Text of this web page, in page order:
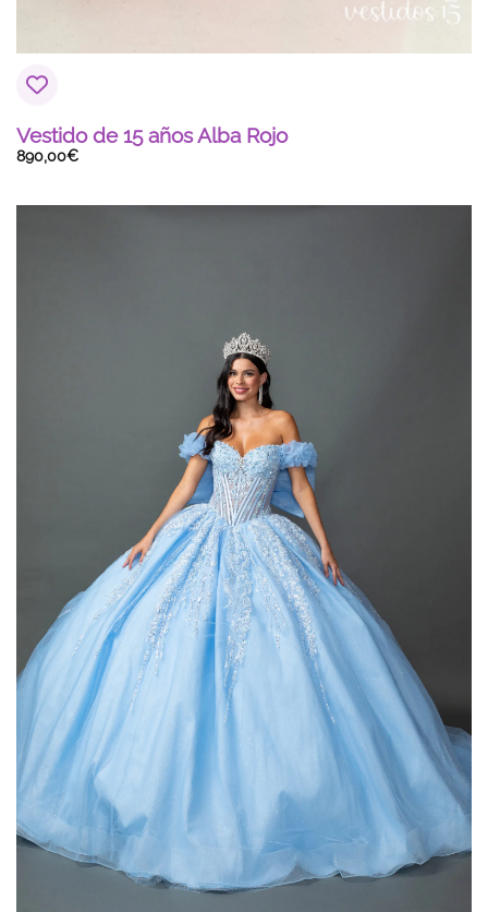
Vestido de 15 años Alba Rojo
890,00€